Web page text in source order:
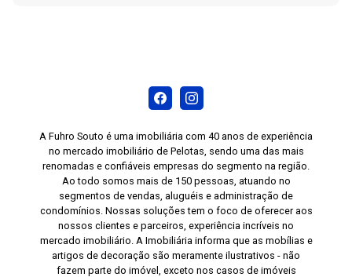
A Fuhro Souto é uma imobiliária com 40 anos de experiência
no mercado imobiliário de Pelotas, sendo uma das mais
renomadas e confiáveis empresas do segmento na região.
Ao todo somos mais de 150 pessoas, atuando no
segmentos de vendas, aluguéis e administração de
condomínios. Nossas soluções tem o foco de oferecer aos
nossos clientes e parceiros, experiência incríveis no
mercado imobiliário. A Imobiliária informa que as mobílias e
artigos de decoração são meramente ilustrativos - não
fazem parte do imóvel, exceto nos casos de imóveis